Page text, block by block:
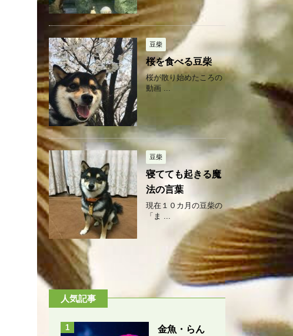
豆柴
桜を食べる豆柴
桜が散り始めたころの
動画 ...
豆柴
寝てても起きる魔
法の言葉
現在１０カ月の豆柴の
「ま ...
人気記事
1
金魚・らん